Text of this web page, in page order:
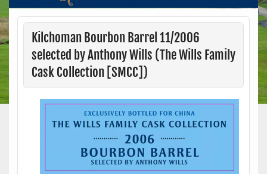
Kilchoman Bourbon Barrel 11/2006
selected by Anthony Wills (The Wills Family
Cask Collection [SMCC])